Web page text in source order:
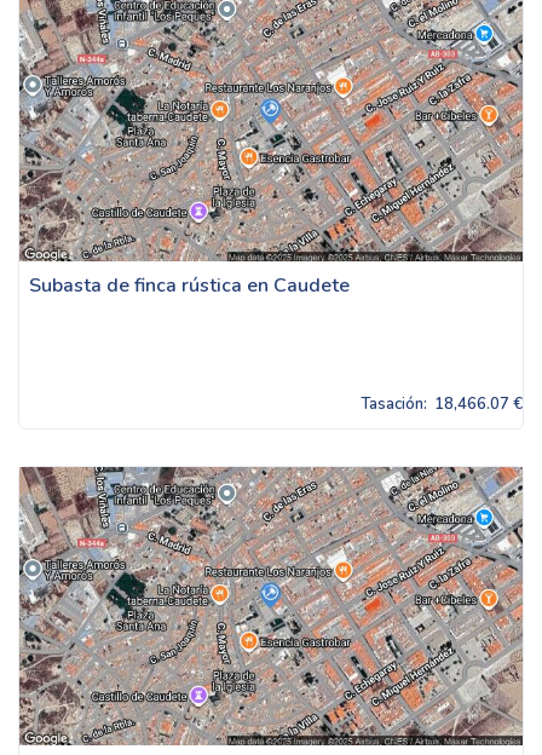
Subasta de finca rústica en Caudete
Tasación: 18,466.07 €